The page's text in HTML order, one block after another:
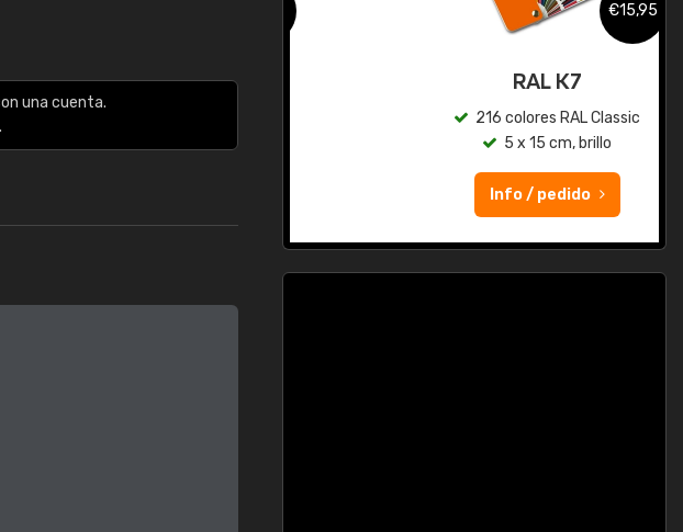
una cuenta.
K7 a base de agua
€15,95
216 colores RAL Classic
5 x 15 cm, brillo
Info / pedido